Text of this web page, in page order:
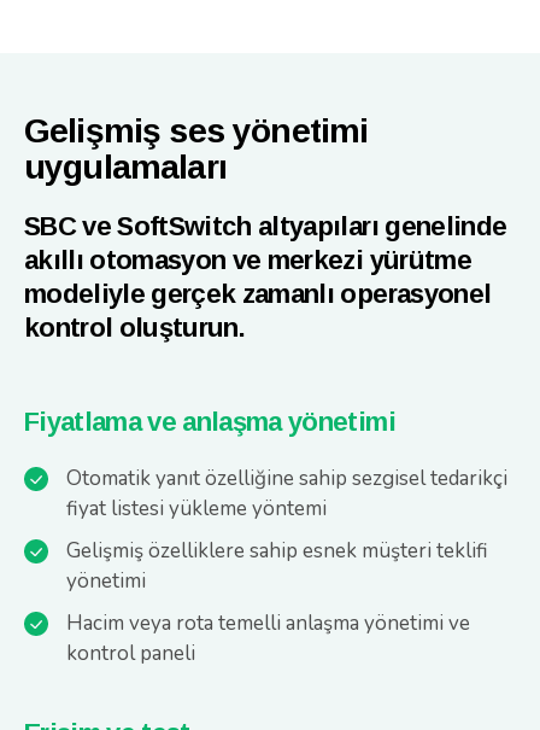
Gelişmiş ses yönetimi
uygulamaları
SBC ve SoftSwitch altyapıları genelinde
akıllı otomasyon ve merkezi yürütme
modeliyle gerçek zamanlı operasyonel
kontrol oluşturun.
Fiyatlama ve anlaşma yönetimi
Otomatik yanıt özelliğine sahip sezgisel tedarikçi
fiyat listesi yükleme yöntemi
Gelişmiş özelliklere sahip esnek müşteri teklifi
yönetimi
Hacim veya rota temelli anlaşma yönetimi ve
kontrol paneli